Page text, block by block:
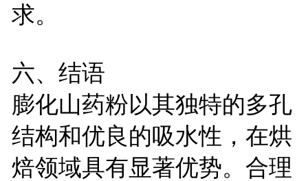
求。
六、结语
膨化山药粉以其独特的多孔
结构和优良的吸水性，在烘
焙领域具有显著优势。合理